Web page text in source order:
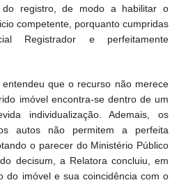
do registro, de modo a habilitar o
competente, porquanto cumpridas
Registrador e perfeitamente
que o recurso não merece
imóvel encontra-se dentro de um
individualização. Ademais, os
autos não permitem a perfeita
o parecer do Ministério Público
decisum, a Relatora concluiu, em
do imóvel e sua coincidência com o